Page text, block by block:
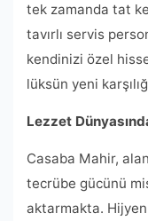
tek zamanda tat
tavırlı servis
kendinizi özel
lüksün yeni
Lezzet
Casaba Mahir,
tecrübe gücünü
aktarmakta.